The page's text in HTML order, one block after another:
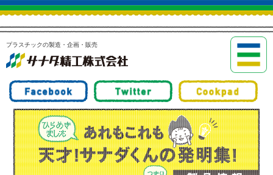
プラスチックの製造・企画・販売